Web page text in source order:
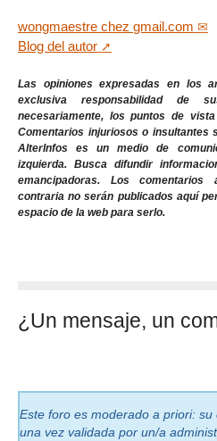
wongmaestre chez gmail.com
Blog del autor
Las opiniones expresadas en los
exclusiva responsabilidad de
necesariamente, los puntos de
Comentarios injuriosos o insultantes
AlterInfos es un medio de
izquierda. Busca difundir
emancipadoras. Los
contraria no serán publicados aquí
espacio de la web para serlo.
¿Un mensaje, un
Este foro es moderado a priori:
una vez validada por un/a